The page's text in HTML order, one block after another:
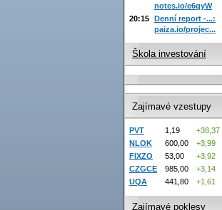
notes.io/e6qyW
20:15 Denní report -...:
paiza.io/projec...
Škola investování
Zajímavé vzestupy
PVT 1,19
+38,37
NLOK
600,00
+3,99
FIXZO
53,00
+3,92
CZGCE
985,00
+3,14
UQA
441,80 +1,61
Zajímavé poklesy